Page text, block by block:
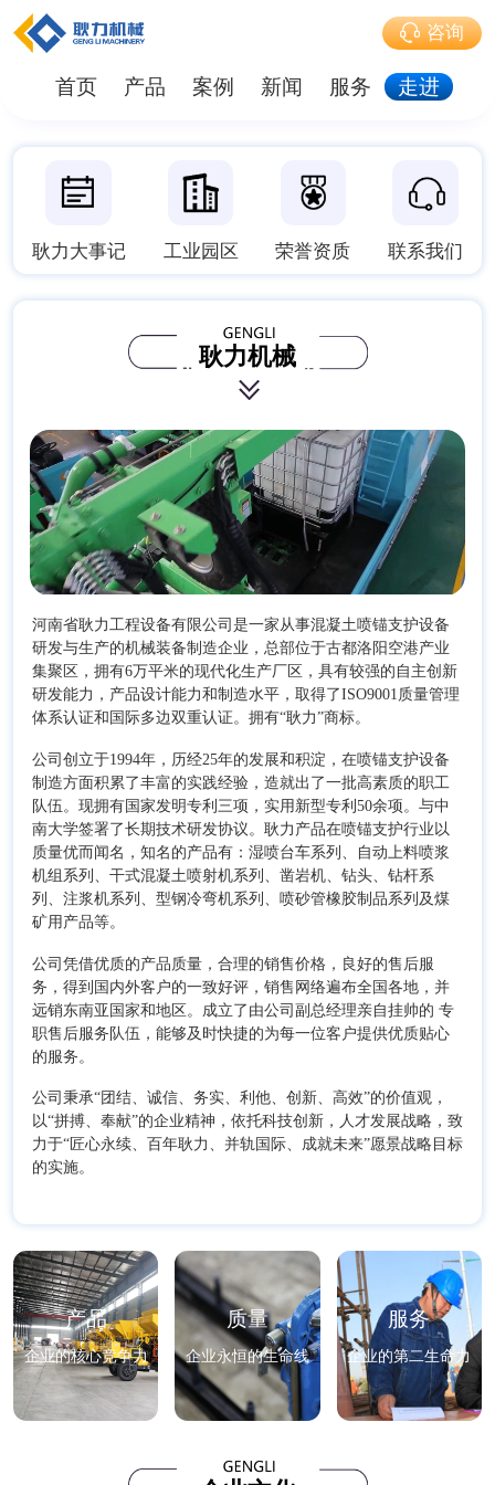
咨询
首页 产品 案例 新闻 服务 走进
耿力大事记 工业园区 荣誉资质 联系我们
耿力机械
河南省耿力工程设备有限公司是一家从事混凝土喷锚支护设备
研发与生产的机械装备制造企业，总部位于古都洛阳空港产业
集聚区，拥有6万平米的现代化生产厂区，具有较强的自主创新
研发能力，产品设计能力和制造水平，取得了ISO9001质量管理
体系认证和国际多边双重认证。拥有“耿力”商标。
公司创立于1994年，历经25年的发展和积淀，在喷锚支护设备
制造方面积累了丰富的实践经验，造就出了一批高素质的职工
队伍。现拥有国家发明专利三项，实用新型专利50余项。与中
南大学签署了长期技术研发协议。耿力产品在喷锚支护行业以
质量优而闻名，知名的产品有：湿喷台车系列、自动上料喷浆
机组系列、干式混凝土喷射机系列、凿岩机、钻头、钻杆系
列、注浆机系列、型钢冷弯机系列、喷砂管橡胶制品系列及煤
矿用产品等。
公司凭借优质的产品质量，合理的销售价格，良好的售后服
务，得到国内外客户的一致好评，销售网络遍布全国各地，并
远销东南亚国家和地区。成立了由公司副总经理亲自挂帅的 专
职售后服务队伍，能够及时快捷的为每一位客户提供优质贴心
的服务。
公司秉承“团结、诚信、务实、利他、创新、高效”的价值观，
以“拼搏、奉献”的企业精神，依托科技创新，人才发展战略，致
力于“匠心永续、百年耿力、并轨国际、成就未来”愿景战略目标
的实施。
产品
企业的核心竞争力
质量
企业永恒的生命线
服务
企业的第二生命力